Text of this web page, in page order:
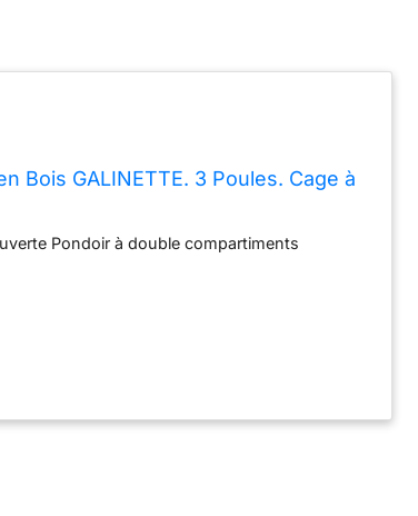
Bois GALINETTE. 3 Poules. Cage à
Pondoir à double compartiments